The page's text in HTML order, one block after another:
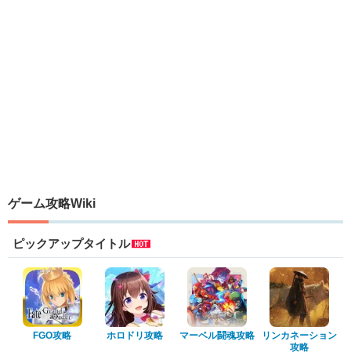
ゲーム攻略Wiki
ピックアップタイトル
FGO攻略 ホロドリ攻略 マーベル闘魂攻略
リンカネーション
攻略